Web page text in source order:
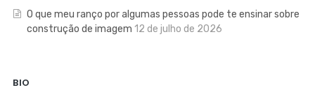
O que meu ranço por algumas pessoas pode te ensinar sobre
construção de imagem 12 de julho de 2026
BIO